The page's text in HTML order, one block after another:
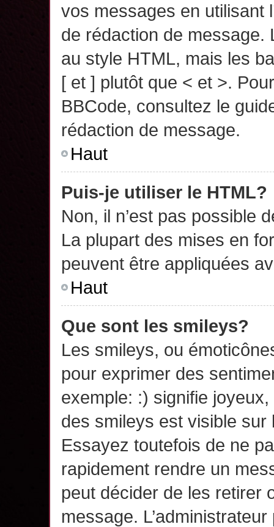
vos messages en utilisant
de rédaction de message.
au style HTML, mais les
[ et ] plutôt que < et >.
BBCode, consultez le
rédaction de message.
Haut
Puis-je utiliser le HTML?
Non, il n’est pas possible
La plupart des mises en
peuvent être appliquées
Haut
Que sont les smileys?
Les smileys, ou
pour exprimer des
exemple: :) signifie
des smileys est visible
Essayez toutefois de ne
rapidement rendre un
peut décider de les retirer
message.